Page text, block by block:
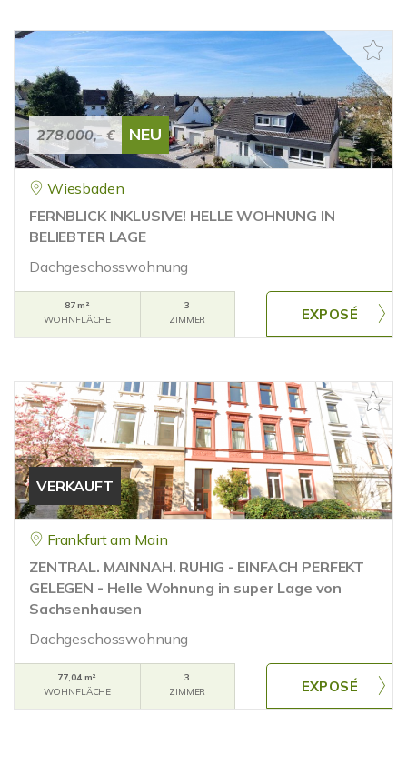
278.000,- € NEU
Wiesbaden
FERNBLICK INKLUSIVE! HELLE WOHNUNG IN
BELIEBTER LAGE
Dachgeschosswohnung
87 m²
WOHNFLÄCHE
3
ZIMMER
VERKAUFT
Frankfurt am Main
ZENTRAL. MAINNAH. RUHIG - EINFACH PERFEKT
GELEGEN - Helle Wohnung in super Lage von
Sachsenhausen
Dachgeschosswohnung
77,04 m²
WOHNFLÄCHE
3
ZIMMER